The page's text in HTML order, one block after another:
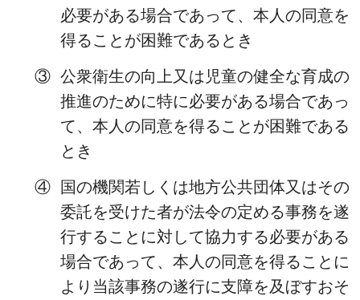
必要がある場合であって、本人の同意を
得ることが困難であるとき
③ 公衆衛生の向上又は児童の健全な育成の
推進のために特に必要がある場合であっ
て、本人の同意を得ることが困難である
とき
④ 国の機関若しくは地方公共団体又はその
委託を受けた者が法令の定める事務を遂
行することに対して協力する必要がある
場合であって、本人の同意を得ることに
より当該事務の遂行に支障を及ぼすおそ